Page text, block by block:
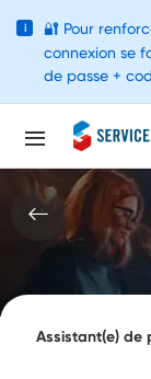
Assistant(e) de
i 🔐 Pour
connexion se
de passe +